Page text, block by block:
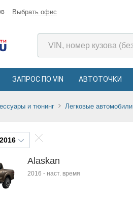
Выбрать офис
ЗАПРОС ПО VIN АВТОТОЧКИ
и тюнинг Легковые автомобили
2016
Alaskan
2016 - наст. время